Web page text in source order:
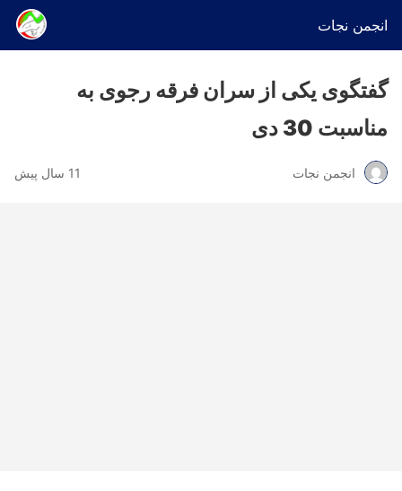
انجمن نجات
گفتگوی یکی از سران فرقه رجوی به
مناسبت 30 دی
انجمن نجات 11 سال پیش